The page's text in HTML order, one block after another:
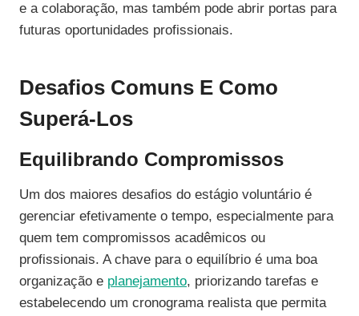
e a colaboração, mas também pode abrir portas para
futuras oportunidades profissionais.
Desafios Comuns E Como
Superá-Los
Equilibrando Compromissos
Um dos maiores desafios do estágio voluntário é
gerenciar efetivamente o tempo, especialmente para
quem tem compromissos acadêmicos ou
profissionais. A chave para o equilíbrio é uma boa
organização e planejamento, priorizando tarefas e
estabelecendo um cronograma realista que permita